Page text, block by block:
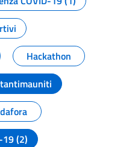
Hackathon
19 (2)